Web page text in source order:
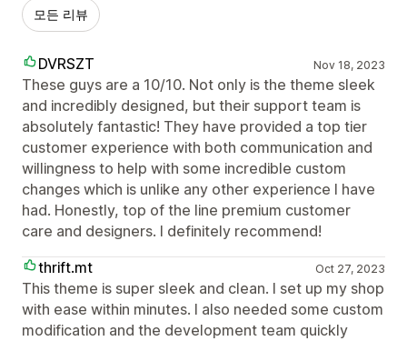
모든 리뷰
DVRSZT Nov 18, 2023
These guys are a 10/10. Not only is the theme sleek
and incredibly designed, but their support team is
absolutely fantastic! They have provided a top tier
customer experience with both communication and
willingness to help with some incredible custom
changes which is unlike any other experience I have
had. Honestly, top of the line premium customer
care and designers. I definitely recommend!
thrift.mt
Oct 27, 2023
This theme is super sleek and clean. I set up my shop
with ease within minutes. I also needed some custom
modification and the development team quickly